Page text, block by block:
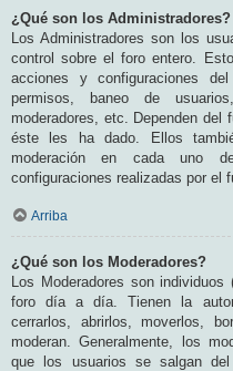
¿Qué son los Administradores?
Los Administradores son los
control sobre el foro entero.
acciones y configuraciones
permisos, baneo de
moderadores, etc. Dependen del
éste les ha dado. Ellos
moderación en cada uno
configuraciones realizadas por el
Arriba
¿Qué son los Moderadores?
Los Moderadores son
foro día a día. Tienen la
cerrarlos, abrirlos, moverlos,
moderan. Generalmente, los
que los usuarios se salgan